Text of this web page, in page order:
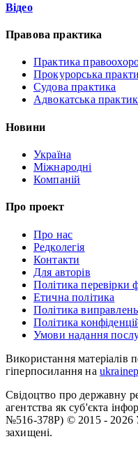
Відео
Правова практика
Практика
Прокурорська
Судова практика
Адвокатська
Новини
Україна
Міжнародні
Компаній
Про проект
Про нас
Редколегія
Контакти
Для авторів
Політика перевірки
Етична політика
Політика виправлень
Політика
Умови надання
Використання матеріалів
гіперпосилання на
Свідоцтво про державну
агентства як суб'єкта
№516-378Р) © 2015 - 2026
захищені.